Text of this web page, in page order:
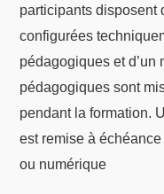
participants disposent
configurées
pédagogiques et
pédagogiques sont
pendant la formation.
est remise à
ou numérique